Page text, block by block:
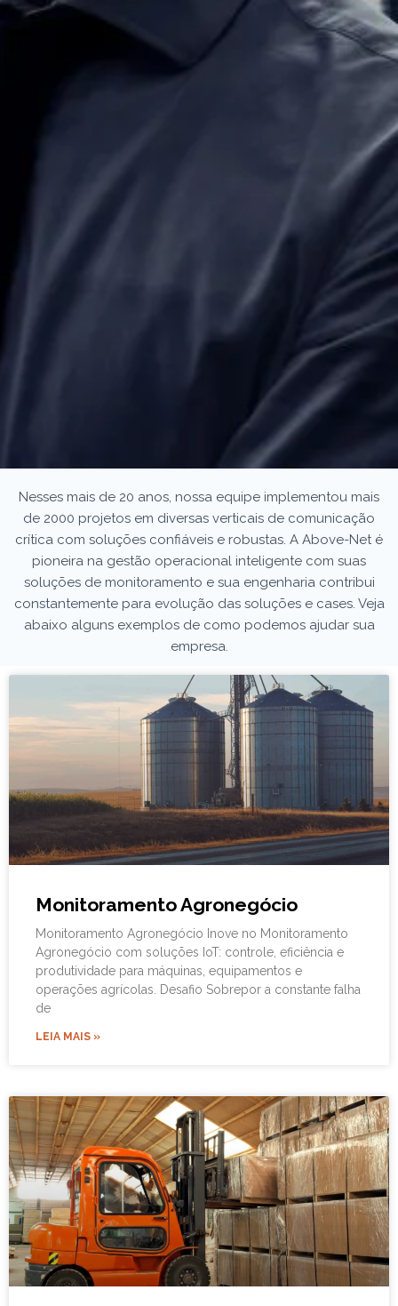
Nesses mais de 20 anos, nossa equipe implementou mais
de 2000 projetos em diversas verticais de comunicação
crítica com soluções confiáveis e robustas. A Above-Net é
pioneira na gestão operacional inteligente com suas
soluções de monitoramento e sua engenharia contribui
constantemente para evolução das soluções e cases. Veja
abaixo alguns exemplos de como podemos ajudar sua
empresa.
Monitoramento Agronegócio
Monitoramento Agronegócio Inove no Monitoramento
Agronegócio com soluções IoT: controle, eficiência e
produtividade para máquinas, equipamentos e
operações agrícolas. Desafio Sobrepor a constante falha
de
LEIA MAIS »